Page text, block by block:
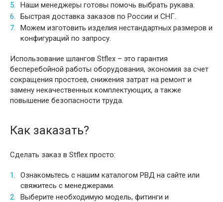
Наши менеджеры готовы помочь выбрать рукава.
Быстрая доставка заказов по России и СНГ.
Можем изготовить изделия нестандартных размеров и
конфигураций по запросу.
Использование шлангов Stflex – это гарантия
бесперебойной работы оборудования, экономия за счет
сокращения простоев, снижения затрат на ремонт и
замену некачественных комплектующих, а также
повышение безопасности труда.
Как заказать?
Сделать заказ в Stflex просто:
Ознакомьтесь с нашим каталогом РВД на сайте или
свяжитесь с менеджерами.
Выберите необходимую модель, фитинги и